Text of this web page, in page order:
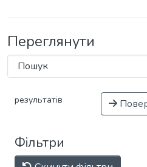
Переглянути
результатів
Фільтри